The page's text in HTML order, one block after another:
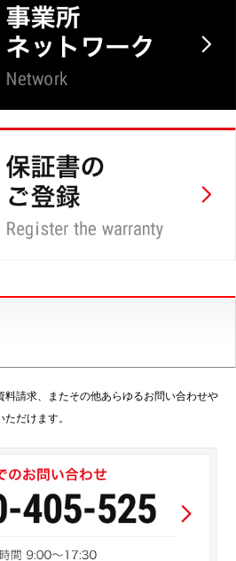
料請求、またその他あらゆるお問い合わせや
だけます。